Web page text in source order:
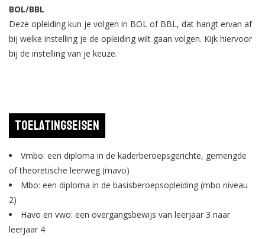
BOL/BBL
Deze opleiding kun je volgen in BOL of BBL, dat hangt ervan af
bij welke instelling je de opleiding wilt gaan volgen. Kijk hiervoor
bij de instelling van je keuze.
Toelatingseisen
Vmbo: een diploma in de kaderberoepsgerichte, gemengde
of theoretische leerweg (mavo)
Mbo: een diploma in de basisberoepsopleiding (mbo niveau
2)
Havo en vwo: een overgangsbewijs van leerjaar 3 naar
leerjaar 4